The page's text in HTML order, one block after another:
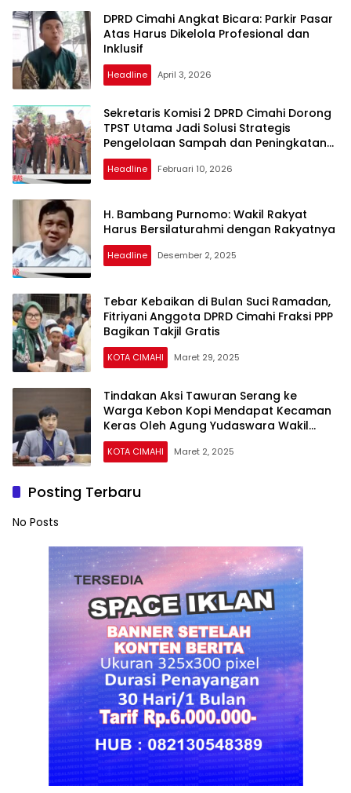
DPRD Cimahi Angkat Bicara: Parkir Pasar
Atas Harus Dikelola Profesional dan
Inklusif
Headline April 3, 2026
Sekretaris Komisi 2 DPRD Cimahi Dorong
TPST Utama Jadi Solusi Strategis
Pengelolaan Sampah dan Peningkatan
PAD
Headline Februari 10, 2026
H. Bambang Purnomo: Wakil Rakyat
Harus Bersilaturahmi dengan Rakyatnya
Headline Desember 2, 2025
Tebar Kebaikan di Bulan Suci Ramadan,
Fitriyani Anggota DPRD Cimahi Fraksi PPP
Bagikan Takjil Gratis
KOTA CIMAHI Maret 29, 2025
Tindakan Aksi Tawuran Serang ke
Warga Kebon Kopi Mendapat Kecaman
Keras Oleh Agung Yudaswara Wakil
Ketua DPRD Kota Cimahi
KOTA CIMAHI Maret 2, 2025
Posting Terbaru
No Posts